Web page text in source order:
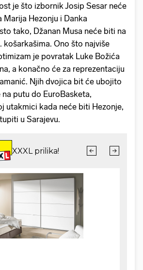
je što izbornik Josip Sesar neće
Marija Hezonju i Danka
tako, Džanan Musa neće biti na
košarkašima. Ono što najviše
je povratak Luke Božića
a konačno će za reprezentaciju
Njih dvojica bit će ubojito
putu do EuroBasketa,
utakmici kada neće biti Hezonje,
u Sarajevu.